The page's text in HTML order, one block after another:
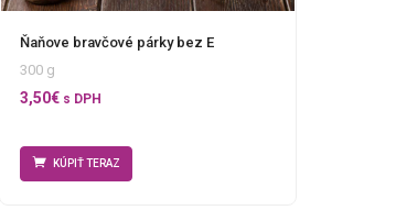
Ňaňove bravčové párky bez E
300 g
3,50€ s DPH
KÚPIŤ TERAZ